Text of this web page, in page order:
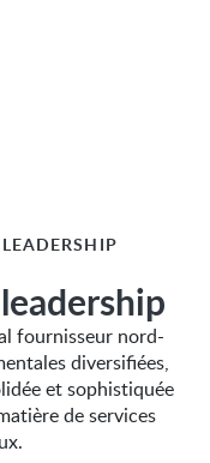
fournisseur nord-
diversifiées,
et sophistiquée
de services